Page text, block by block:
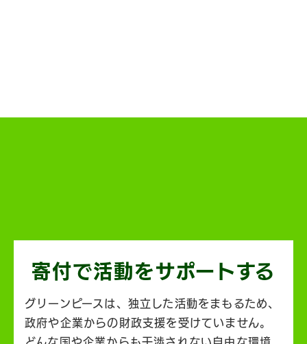
寄付で活動をサポートする
グリーンピースは、独立した活動をまもるため、
政府や企業からの財政支援を受けていません。